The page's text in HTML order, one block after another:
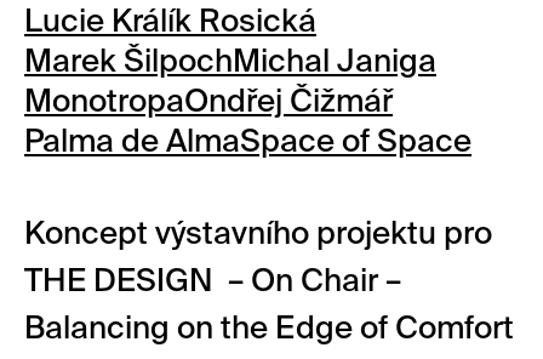
Lucie Králík Rosická
Marek Šilpoch Michal Janiga
MonotropaOndřej Čižmář
Palma de AlmaSpace of Space
Koncept výstavního projektu pro
THE DESIGN – On Chair –
Balancing on the Edge of Comfort